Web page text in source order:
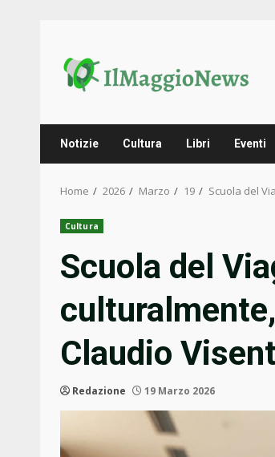
content
Notizie Cultura Libri Eventi
Home 2026 Marzo 19 Scuola del
Cultura
Scuola del
Claudio
Redazione 19 Marzo 2026